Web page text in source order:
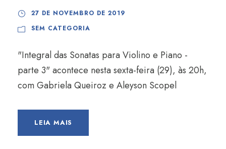
27 DE NOVEMBRO DE 2019
SEM CATEGORIA
"Integral das Sonatas para Violino e Piano -
parte 3" acontece nesta sexta-feira (29), às 20h,
com Gabriela Queiroz e Aleyson Scopel
LEIA MAIS